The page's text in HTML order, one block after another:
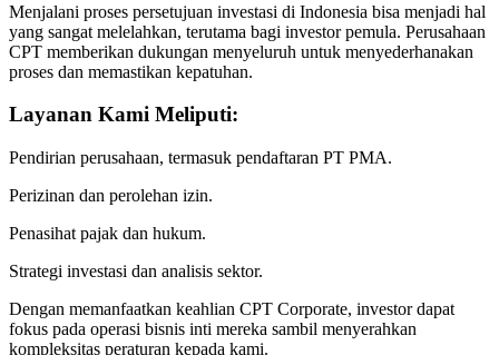
Menjalani proses persetujuan investasi di Indonesia bisa menjadi hal
yang sangat melelahkan, terutama bagi investor pemula. Perusahaan
CPT memberikan dukungan menyeluruh untuk menyederhanakan
proses dan memastikan kepatuhan.
Layanan Kami Meliputi:
Pendirian perusahaan, termasuk pendaftaran PT PMA.
Perizinan dan perolehan izin.
Penasihat pajak dan hukum.
Strategi investasi dan analisis sektor.
Dengan memanfaatkan keahlian CPT Corporate, investor dapat
fokus pada operasi bisnis inti mereka sambil menyerahkan
kompleksitas peraturan kepada kami.